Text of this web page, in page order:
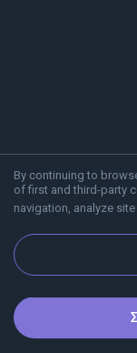
By continuing to
of first and third-party
navigation, analyze